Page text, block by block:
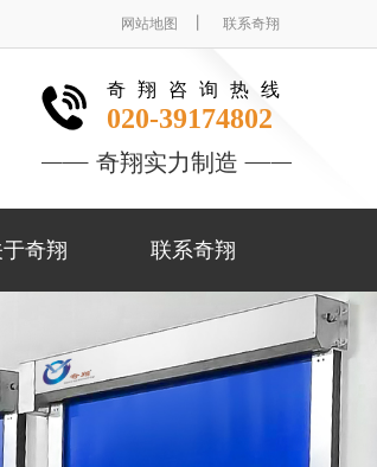
网站地图 联系奇翔
奇翔咨询热线
020-39174802
奇翔实力制造
奇翔 联系奇翔